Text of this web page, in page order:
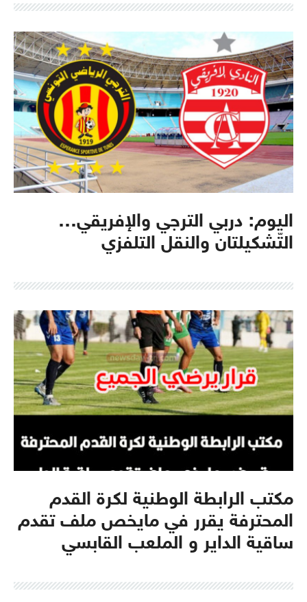
اليوم: دربي الترجي والإفريقي…
التّشكيلتان والنقل التلفزي
مكتب الرابطة الوطنية لكرة القدم
المحترفة يقرر في مايخص ملف تقدم
ساقية الداير و الملعب القابسي